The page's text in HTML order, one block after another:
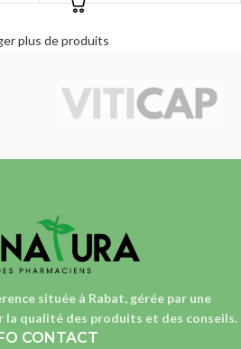
plus de produits
située à Rabat, gérée par une
la qualité des produits et des conseils.
CONTACT